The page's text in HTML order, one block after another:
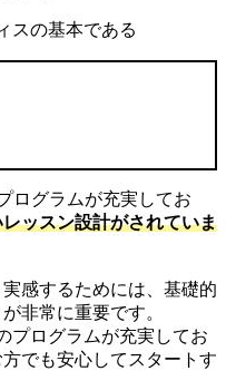
スの基本である
ログラムが充実してお
ッスン設計がされていま
感するためには、基礎的
非常に重要です。
プログラムが充実してお
でも安心してスタートす